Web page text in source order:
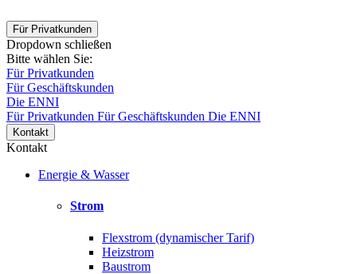
Für Privatkunden
Dropdown schließen
Bitte wählen Sie:
Für Privatkunden
Für Geschäftskunden
Die ENNI
Für Privatkunden Für Geschäftskunden Die ENNI
Kontakt
Kontakt
Energie & Wasser
Strom
Flexstrom (dynamischer Tarif)
Heizstrom
Baustrom